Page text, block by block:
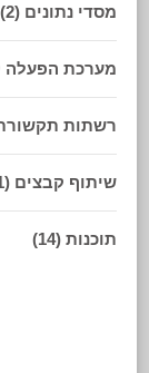
מסדי נתונים (2)
מערכת הפעלה
רשתות
שיתוף קבצים (1)
תוכנות (14)